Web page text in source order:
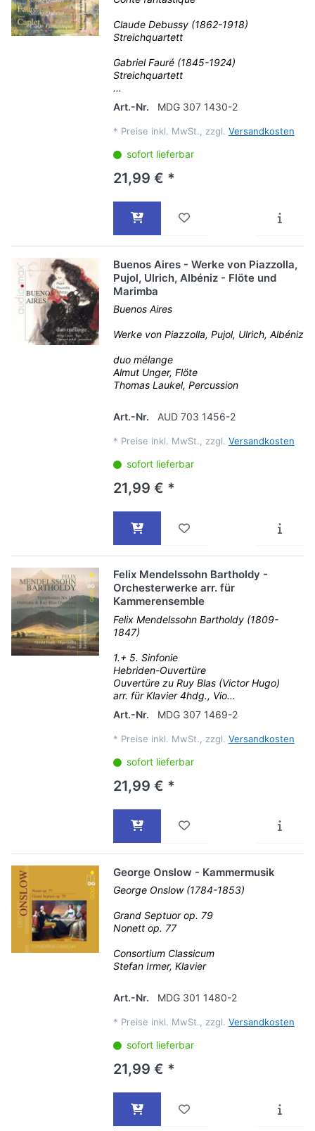
Claude Debussy (1862-1918)
Streichquartett
Gabriel Fauré (1845-1924)
Streichquartett
...
Art.-Nr.
MDG 307 1430-2
* Preise inkl. MwSt., zzgl. Versandkosten
sofort lieferbar
21,99 € *
Buenos Aires - Werke von Piazzolla,
Pujol, Ulrich, Albéniz - Flöte und
Marimba
Buenos Aires
Werke von Piazzolla, Pujol, Ulrich, Albéniz
duo mélange
Almut Unger, Flöte
Thomas Laukel, Percussion
Art.-Nr. AUD 703 1456-2
* Preise inkl. MwSt., zzgl. Versandkosten
sofort lieferbar
21,99 € *
Felix Mendelssohn Bartholdy -
Orchesterwerke arr. für
Kammerensemble
Felix Mendelssohn Bartholdy (1809-
1847)
1.+ 5. Sinfonie
Hebriden-Ouvertüre
Ouvertüre zu Ruy Blas (Victor Hugo)
arr. für Klavier 4hdg., Vio...
Art.-Nr.
MDG 307 1469-2
* Preise inkl. MwSt., zzgl. Versandkosten
sofort lieferbar
21,99 € *
George Onslow - Kammermusik
George Onslow (1784-1853)
Grand Septuor op. 79
Nonett op. 77
Consortium Classicum
Stefan Irmer, Klavier
Art.-Nr. MDG 301 1480-2
* Preise inkl. MwSt., zzgl. Versandkosten
sofort lieferbar
21,99 € *